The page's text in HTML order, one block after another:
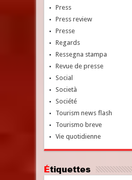
Press
Press review
Presse
Regards
Ressegna stampa
Revue de presse
Social
Società
Société
Tourism news flash
Tourismo breve
Vie quotidienne
Étiquettes